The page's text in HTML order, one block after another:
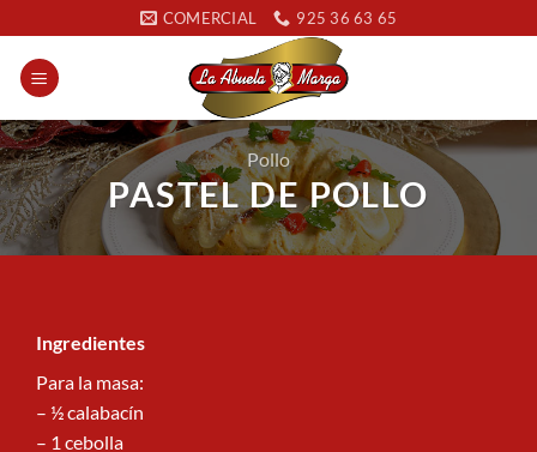
al
contenido
COMERCIAL 925 36 63 65
Pollo
PASTEL DE POLLO
Ingredientes
Para la masa:
– ½ calabacín
– 1 cebolla